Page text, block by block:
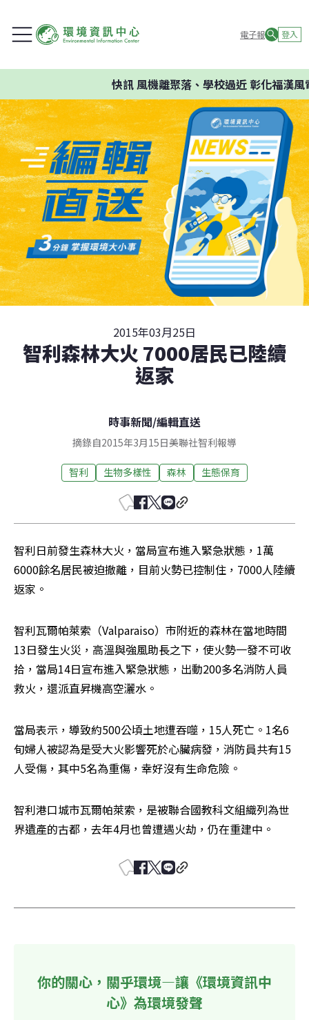
電子報 登入
快訊風機離聚落、學校過近 彰化福漢風
2015年03月25日
智利森林大火 7000居民已陸續
返家
時事新聞/編輯直送
摘錄自2015年3月15日美聯社智利報導
智利 生物多樣性 森林 生態保育
智利日前發生森林大火，當局宣布進入緊急狀態，1萬
6000餘名居民被迫撤離，目前火勢已控制住，7000人陸續
返家。
智利瓦爾帕萊索（Valparaiso）市附近的森林在當地時間
13日發生火災，高溫與強風助長之下，使火勢一發不可收
拾，當局14日宣布進入緊急狀態，出動200多名消防人員
救火，還派直昇機高空灑水。
當局表示，導致約500公頃土地遭吞噬，15人死亡。1名6
旬婦人被認為是受大火影響死於心臟病發，消防員共有15
人受傷，其中5名為重傷，幸好沒有生命危險。
智利港口城市瓦爾帕萊索，是被聯合國教科文組織列為世
界遺產的古都，去年4月也曾遭遇火劫，仍在重建中。
你的關心，關乎環境—讓《環境資訊中
心》為環境發聲